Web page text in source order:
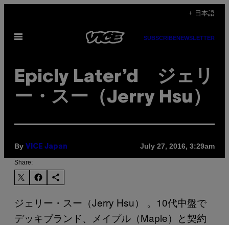
content
+ 日本語
Open
SUBSCRIBENEWSLETTER
Epicly Later’d ジェリ
ー・スー（Jerry Hsu）
By VICE Japan July 27, 2016, 3:29am
Share:
ジェリー・スー（Jerry Hsu） 。10代中盤で
デッキブランド、メイプル（Maple）と契約